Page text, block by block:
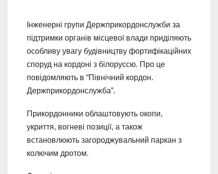
Інженерні групи Держприкордонслужби за
підтримки органів місцевої влади приділяють
особливу увагу будівництву фортифікаційних
споруд на кордоні з білоруссю. Про це
повідомляють в “Північний кордон.
Держприкордонслужба”.
Прикордонники облаштовують окопи,
укриття, вогневі позиції, а також
встановлюють загороджувальний паркан з
колючим дротом.